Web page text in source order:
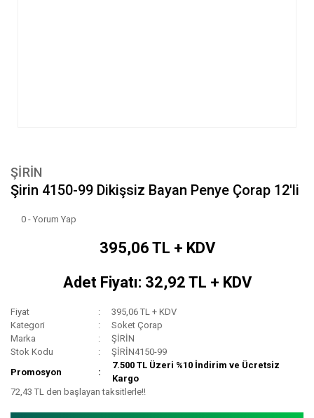
ŞİRİN
Şirin 4150-99 Dikişsiz Bayan Penye Çorap 12'li
0 - Yorum Yap
395,06 TL + KDV
Adet Fiyatı: 32,92 TL + KDV
Fiyat
395,06 TL + KDV
Kategori
Soket Çorap
Marka
ŞİRİN
Stok Kodu
ŞİRİN4150-99
Promosyon
7.500 TL Üzeri %10 İndirim ve Ücretsiz
Kargo
72,43 TL den başlayan taksitlerle!!